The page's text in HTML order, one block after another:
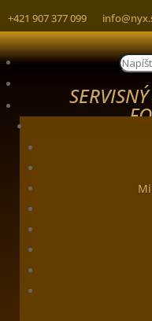
+421 907 377 099
search